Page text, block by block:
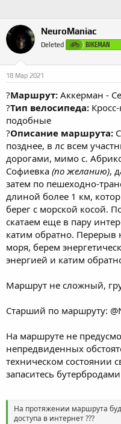
NeuroManiac
Deleted BIKEMAN
18 Мар 2021
?Маршрут: Аккерман -
?Тип велосипеда:
подобные
?Описание маршрута:
позднее, в лс всем
дорогами, мимо с.
Софиевка (по желанию),
затем по пешеходно-
длиной более 1 км,
берег с морской косой.
скатаем еще в пару
катим обратно. Перерыв
моря, берем
энергией и катим
Маршрут не сложный,
Старший по маршруту:
На маршруте не
непредвиденных
техническом состоянии
запаситесь
На протяжении маршрута
доступа в интернет ???